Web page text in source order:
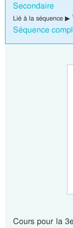
Secondaire
Lié à la séquence ▶
Séquence
Cours pour la